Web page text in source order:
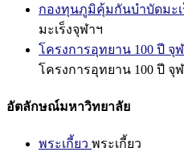
กองทุนภูมิคุ้มกันบำบัดมะเ
มะเร็งจุฬาฯ
โครงการอุทยาน 100 ปี
โครงการอุทยาน 100 ปี
อัตลักษณ์มหาวิทยาลัย
พระเกี้ยว พระเกี้ยว